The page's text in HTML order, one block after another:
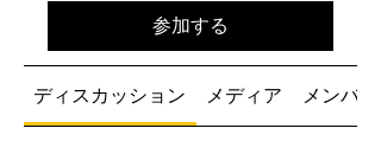
参加する
ディスカッション メディア メンバー